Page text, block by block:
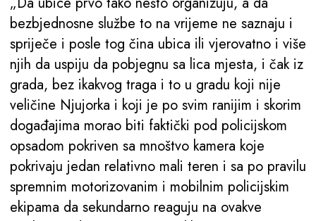
bezbjednosne službe to na vrijeme ne saznaju i
spriječe i posle tog čina ubica ili vjerovatno i više
njih da uspiju da pobjegnu sa lica mjesta, i čak iz
grada, bez ikakvog traga i to u gradu koji nije
veličine Njujorka i koji je po svim ranijim i skorim
događajima morao biti faktički pod policijskom
opsadom pokriven sa mnoštvo kamera koje
pokrivaju jedan relativno mali teren i sa po pravilu
spremnim motorizovanim i mobilnim policijskim
ekipama da sekundarno reaguju na ovakve